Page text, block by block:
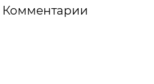
Комментарии